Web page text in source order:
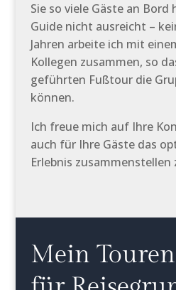
Sie so viele Gäste an Bord
Guide nicht ausreicht –
Jahren arbeite ich mit
Kollegen zusammen, so
geführten Fußtour die
können.
Ich freue mich auf Ihre
auch für Ihre Gäste das
Erlebnis zusammenstellen
Mein